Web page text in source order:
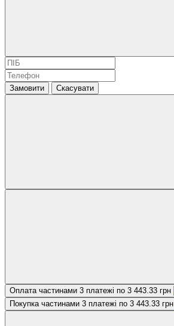
Замовити Скасувати
Оплата частинами 3 платежі по 3 443.33 грн
Покупка частинами 3 платежі по 3 443.33 грн